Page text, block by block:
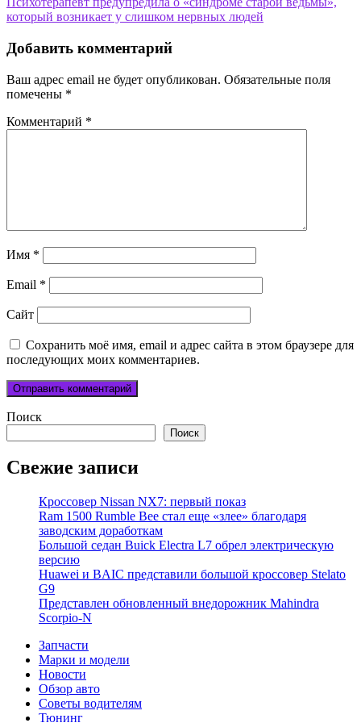
записям
который возникает у слишком нервных людей
Добавить комментарий
Ваш адрес email не будет опубликован. Обязательные поля
помечены *
Комментарий *
Имя *
Email *
Сайт
Сохранить моё имя, email и адрес сайта в этом браузере для
последующих моих комментариев.
Поиск
Поиск
Свежие записи
Кроссовер Nissan NX7: первый показ
Ram 1500 Rumble Bee стал еще «злее» благодаря
заводским доработкам
Большой седан Buick Electra L7 обрел электрическую
версию
Huawei и BAIC представили большой кроссовер Stelato
G9
Представлен обновленный внедорожник Mahindra
Scorpio-N
Запчасти
Марки и модели
Новости
Обзор авто
Советы водителям
Тюнинг